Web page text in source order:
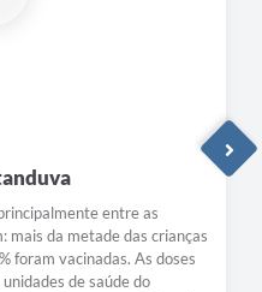
entre as
mais da metade das crianças
foram vacinadas. As doses
de saúde do